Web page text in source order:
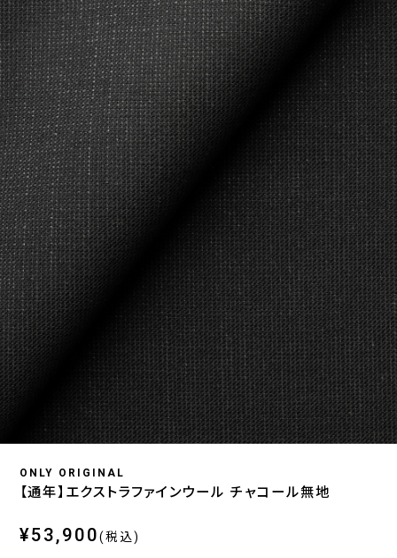
ONLY ORIGINAL
【通年】エクストラファインウール チャコール無地
¥53,900(税込)